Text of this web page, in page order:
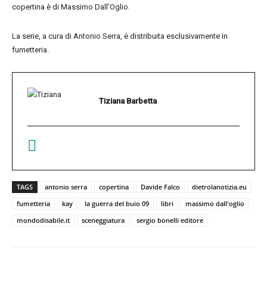
copertina è di Massimo Dall’Oglio.
La serie, a cura di Antonio Serra, è distribuita esclusivamente in
fumetteria.
Tiziana Barbetta
TAGS antonio serra copertina Davide Falco
dietrolanotizia.eu
fumetteria
kay la guerra del buio 09 libri
massimo dall'oglio
mondodisabile.it
sceneggiatura sergio bonelli editore